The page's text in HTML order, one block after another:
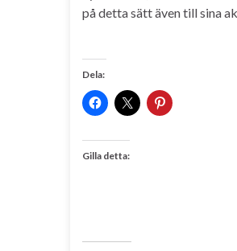
på detta sätt även till sina
Dela:
Gilla detta: